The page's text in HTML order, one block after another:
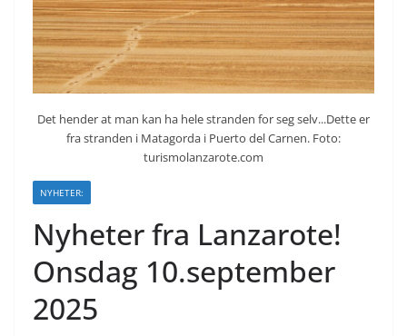
Det hender at man kan ha hele stranden for seg selv...Dette er
fra stranden i Matagorda i Puerto del Carnen. Foto:
turismolanzarote.com
NYHETER:
Nyheter fra Lanzarote!
Onsdag 10.september
2025